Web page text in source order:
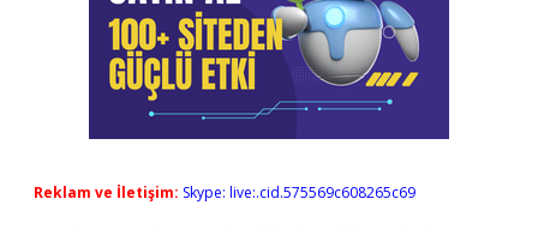
Reklam ve İletişim: Skype: live:.cid.575569c608265c69